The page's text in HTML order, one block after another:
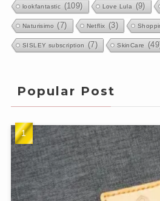
lookfantastic (109) Love Lula (9)
Naturisimo (7) Netflix (3)
SISLEY subscription (7) SkinCare
Popular Post